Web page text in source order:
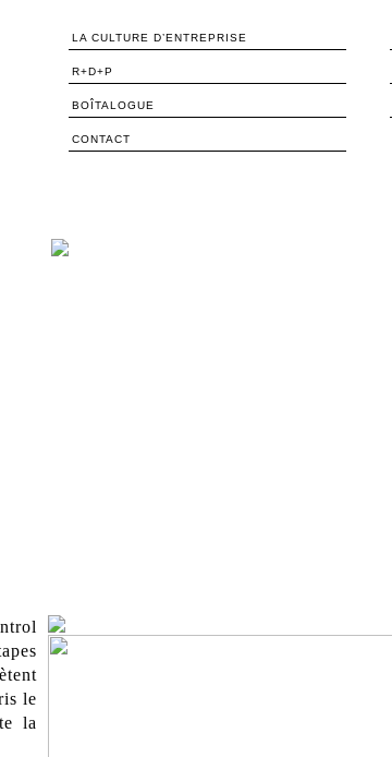
LA CULTURE D’ENTREPRISE
R+D+P
BOÎTALOGUE
CONTACT
le
la